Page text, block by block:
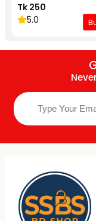
Tk 250
5.0